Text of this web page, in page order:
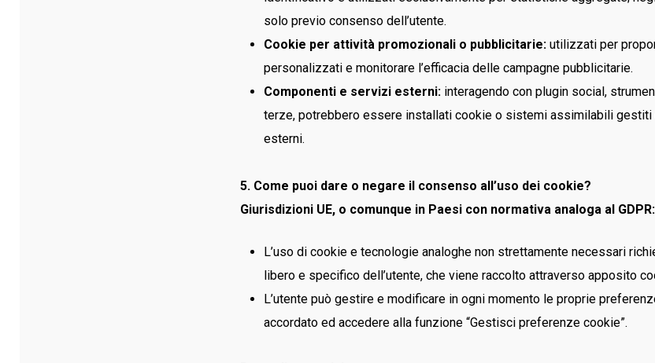
solo previo consenso dell’utente.
Cookie per attività promozionali o pubblicitarie:utilizzati per
personalizzati e monitorare l’efficacia delle campagne pubblicitarie.
Componenti e servizi esterni:interagendo con plugin social,
terze, potrebbero essere installati cookie o sistemi assimilabili
esterni.
5. Come puoi dare o negare il consenso all’uso dei cookie?
Giurisdizioni UE, o comunque in Paesi con normativa analoga al GDPR:
L’uso di cookie e tecnologie analoghe non strettamente necessari
libero e specifico dell’utente, che viene raccolto attraverso apposito
L’utente può gestire e modificare in ogni momento le proprie
accordato ed accedere alla funzione “Gestisci preferenze cookie”.